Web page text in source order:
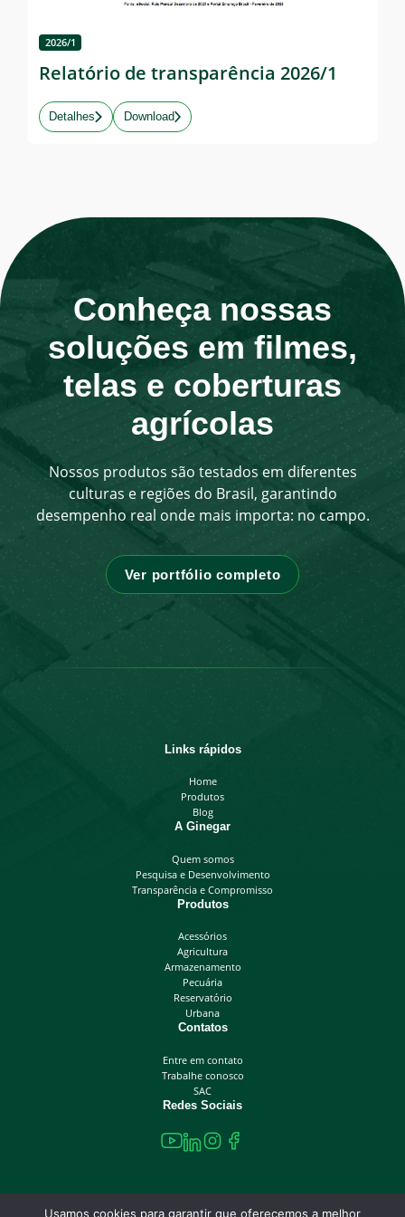
2026/1
Relatório de transparência 2026/1
Detalhes Download
Conheça nossas
soluções em filmes,
telas e coberturas
agrícolas
Nossos produtos são testados em diferentes
culturas e regiões do Brasil, garantindo
desempenho real onde mais importa: no campo.
Ver portfólio completo
Links rápidos
Home
Produtos
Blog
A Ginegar
Quem somos
Pesquisa e Desenvolvimento
Transparência e Compromisso
Produtos
Acessórios
Agricultura
Armazenamento
Pecuária
Reservatório
Urbana
Contatos
Entre em contato
Trabalhe conosco
SAC
Redes Sociais
Usamos cookies para garantir que oferecemos a melhor